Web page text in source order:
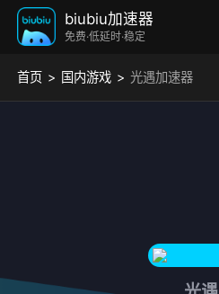
biubiu加速器
免费·低延时·稳定
首页 国内游戏 光遇加速器